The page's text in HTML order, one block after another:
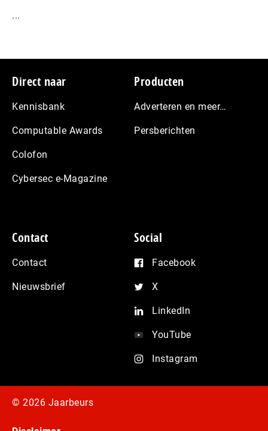
...
Footer
Direct naar
Kennisbank
Computable Awards
Colofon
Cybersec e-Magazine
Producten
Adverteren en meer…
Persberichten
Contact
Contact
Nieuwsbrief
Social
Facebook
X
LinkedIn
YouTube
Instagram
© 2026 Jaarbeurs